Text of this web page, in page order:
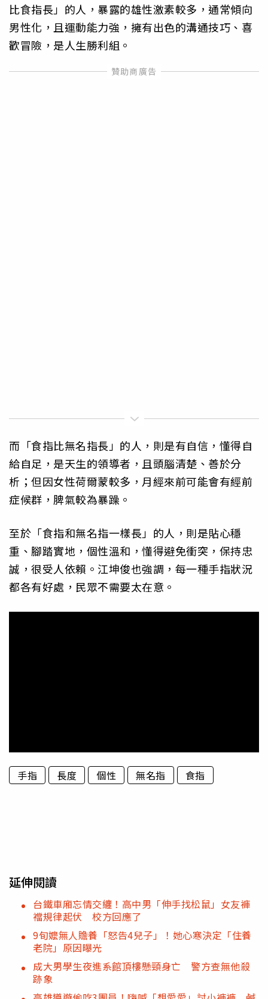
比食指長」的人，暴露的雄性激素較多，通常傾向
男性化，且運動能力強，擁有出色的溝通技巧、喜
歡冒險，是人生勝利組。
而「食指比無名指長」的人，則是有自信，懂得自
給自足，是天生的領導者，且頭腦清楚、善於分
析；但因女性荷爾蒙較多，月經來前可能會有經前
症候群，脾氣較為暴躁。
至於「食指和無名指一樣長」的人，則是貼心穩
重、腳踏實地，個性溫和，懂得避免衝突，保持忠
誠，很受人依賴。江坤俊也強調，每一種手指狀況
都各有好處，民眾不需要太在意。
手指 長度 個性 無名指 食指
延伸閱讀
台鐵車廂忘情交纏！高中男「伸手找松鼠」女友褲
襠規律起伏 校方回應了
9旬嬤無人贍養「怒告4兒子」！她心寒決定「住養
老院」原因曝光
成大男學生夜進系館頂樓懸頸身亡 警方查無他殺
跡象